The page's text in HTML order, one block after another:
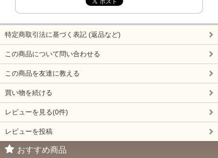
特定商取引法に基づく表記 (返品など)
この商品について問い合わせる
この商品を友達に教える
買い物を続ける
レビューを見る(0件)
レビューを投稿
おすすめ商品